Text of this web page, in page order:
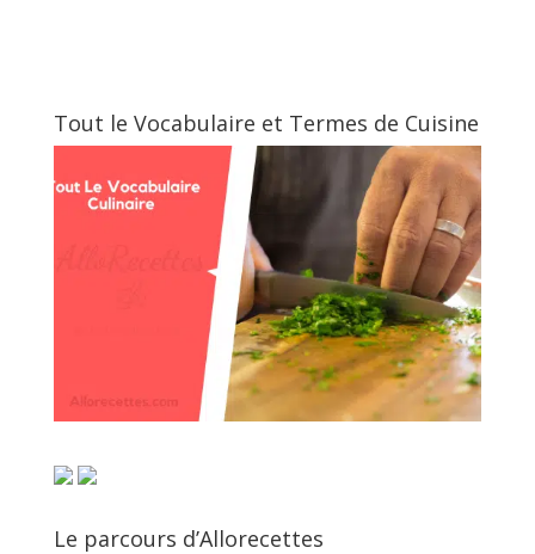
Tout le Vocabulaire et Termes de Cuisine
Le parcours d’Allorecettes